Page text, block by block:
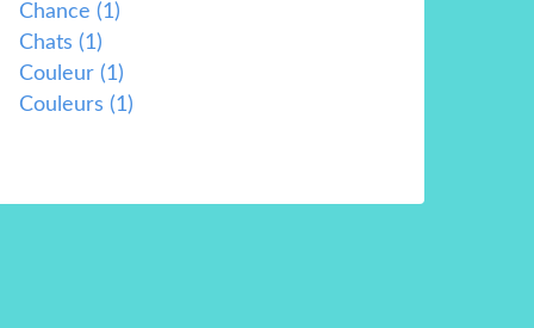
Chance (1)
Chats (1)
Couleur (1)
Couleurs (1)